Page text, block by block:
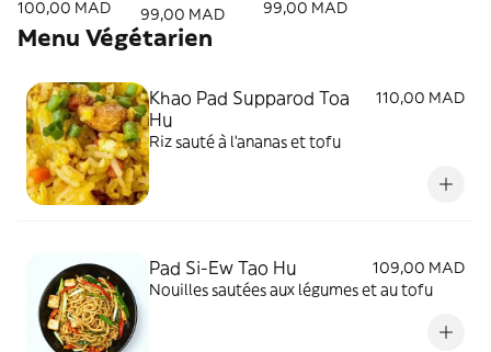
100,00 MAD
99,00 MAD
99,00 MAD
Menu Végétarien
Khao Pad Supparod Toa
Hu
110,00 MAD
Riz sauté à l’ananas et tofu
Pad Si-Ew Tao Hu
109,00 MAD
Nouilles sautées aux légumes et au tofu